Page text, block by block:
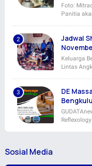
Foto:
Panitia
Jadwal
Keluarga
Lintas
DE
Bengkulu
Sosial Media